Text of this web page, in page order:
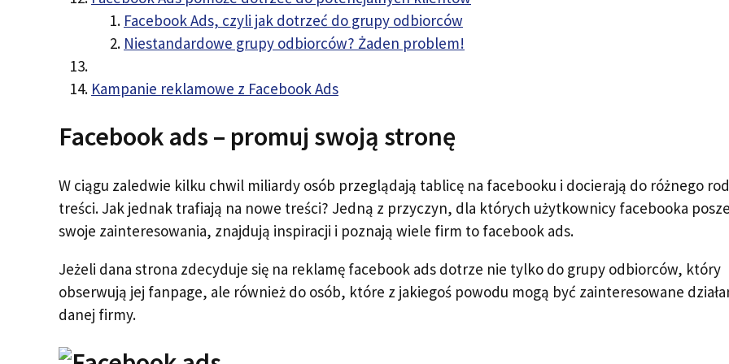
Facebook Ads, czyli jak dotrzeć do grupy odbiorców
Niestandardowe grupy odbiorców? Żaden problem!
Kampanie reklamowe z Facebook Ads
Facebook ads – promuj swoją stronę
W ciągu zaledwie kilku chwil miliardy osób przeglądają tablicę na facebooku i docierają do różnego
treści. Jak jednak trafiają na nowe treści? Jedną z przyczyn, dla których użytkownicy facebooka
swoje zainteresowania, znajdują inspiracji i poznają wiele firm to facebook ads.
Jeżeli dana strona zdecyduje się na reklamę facebook ads dotrze nie tylko do grupy odbiorców, który
obserwują jej fanpage, ale również do osób, które z jakiegoś powodu mogą być zainteresowane
danej firmy.